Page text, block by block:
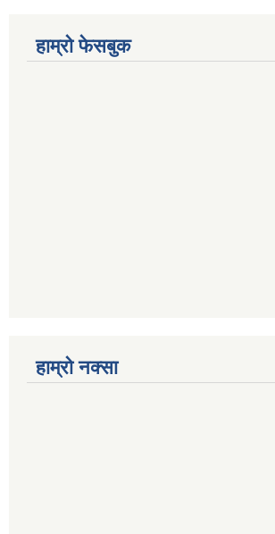
हाम्रो फेसबुक
हाम्रो नक्सा